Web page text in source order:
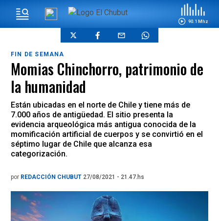
90.1 Mhz
FIN DE SEMANA
Momias Chinchorro, patrimonio de
la humanidad
Están ubicadas en el norte de Chile y tiene más de
7.000 años de antigüedad. El sitio presenta la
evidencia arqueológica más antigua conocida de la
momificación artificial de cuerpos y se convirtió en el
séptimo lugar de Chile que alcanza esa
categorización.
por REDACCIÓN CHUBUT 27/08/2021 - 21.47.hs